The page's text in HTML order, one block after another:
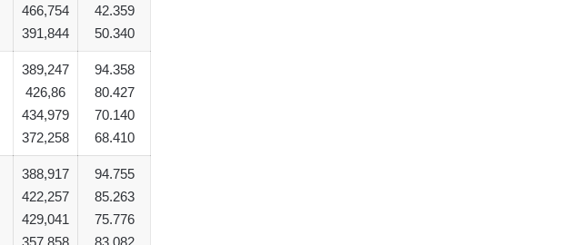
466,754
391,844
42.359
50.340
389,247
426,86
434,979
372,258
94.358
80.427
70.140
68.410
388,917
422,257
429,041
357,858
94.755
85.263
75.776
83.082